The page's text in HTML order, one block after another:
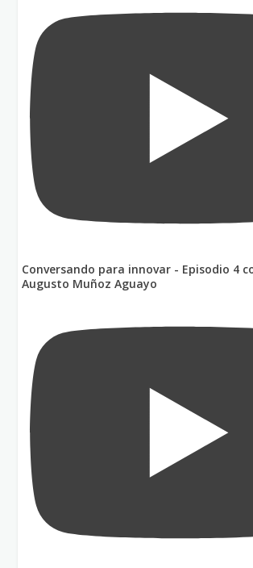
Conversando para innovar - Episodio 4
Augusto Muñoz Aguayo